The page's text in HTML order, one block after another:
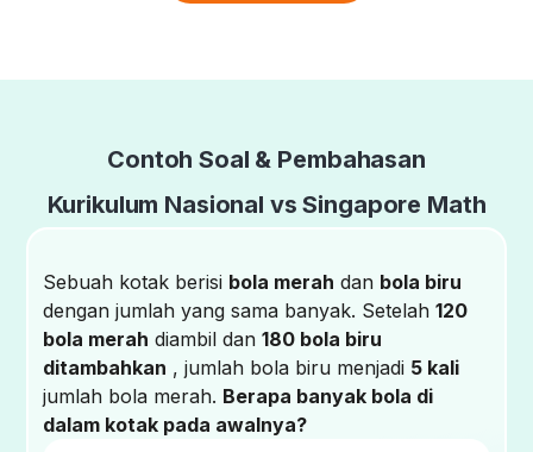
Contoh Soal & Pembahasan
Kurikulum Nasional vs Singapore Math
Sebuah kotak berisi bola merah dan bola biru
dengan jumlah yang sama banyak. Setelah120
bola merah diambil dan180 bola biru
ditambahkan , jumlah bola biru menjadi 5 kali
jumlah bola merah. Berapa banyak bola di
dalam kotak pada awalnya?